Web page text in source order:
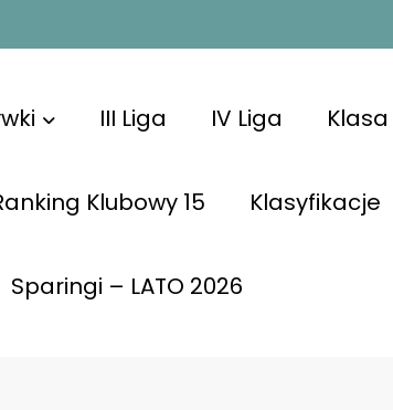
III Liga IV Liga
Klubowy 15 Klasyfikacje
Sparingi – LATO 2026